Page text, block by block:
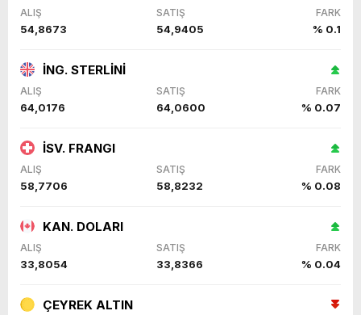
ALIŞ SATIŞ FARK
54,8673 54,9405 % 0.1
İNG. STERLİNİ
ALIŞ SATIŞ FARK
64,0176 64,0600 % 0.07
İSV. FRANGI
ALIŞ SATIŞ FARK
58,7706 58,8232 % 0.08
KAN. DOLARI
ALIŞ SATIŞ FARK
33,8054 33,8366 % 0.04
ÇEYREK ALTIN